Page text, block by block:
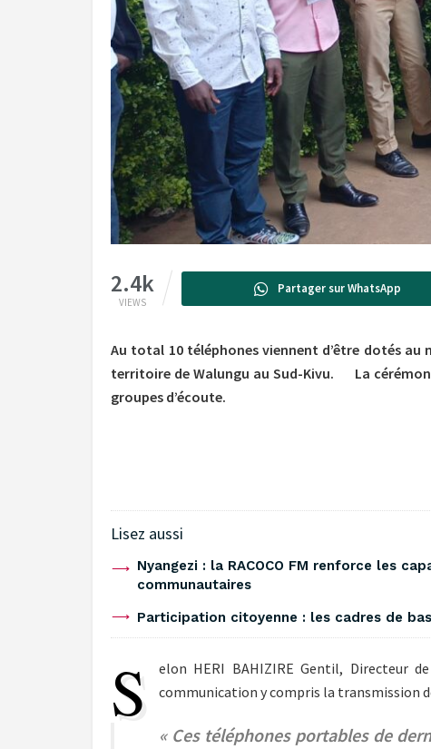
2.4k
VIEWS
Partager sur WhatsApp
Au total 10 téléphones viennent d’être dotés au
territoire de Walungu au Sud-Kivu. La
groupes d’écoute.
Lisez aussi
‎Nyangezi : la RACOCO FM renforce les
communautaires ‎
Participation citoyenne : les cadres de
S
elon HERI BAHIZIRE Gentil, Directeur
communication y compris la transmission
« Ces téléphones portables de